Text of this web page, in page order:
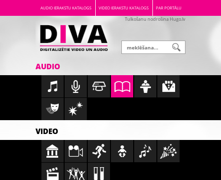
AUDIO IERAKSTU KATALOGS VIDEO IERAKSTU KATALOGS PAR PORTĀLU
Tulkošanu nodrošina Hugo.lv
AUDIO
VIDEO